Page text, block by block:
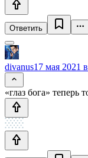
Ответить
divanus17 мая 2021
«глаз бога» теперь